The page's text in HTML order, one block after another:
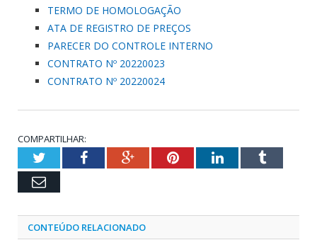
TERMO DE HOMOLOGAÇÃO
ATA DE REGISTRO DE PREÇOS
PARECER DO CONTROLE INTERNO
CONTRATO Nº 20220023
CONTRATO Nº 20220024
COMPARTILHAR:
TwitterFacebookGoogle+PinterestLinkedInTumblr
Email
CONTEÚDO RELACIONADO